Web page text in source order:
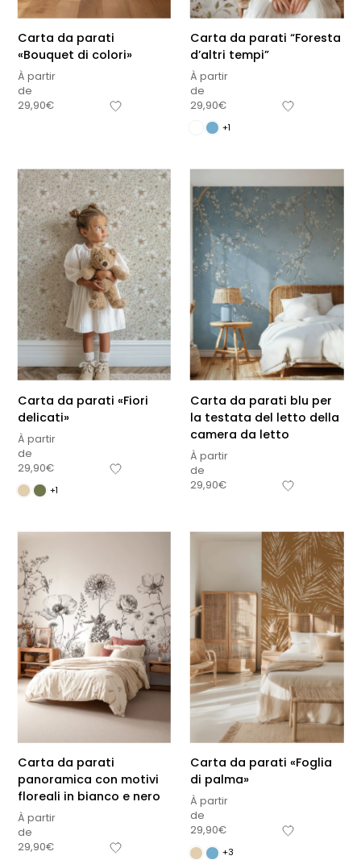
Carta da parati
«Bouquet di colori»
À partir
de
29,90€
Carta da parati “Foresta
d’altri tempi”
À partir
de
29,90€
+1
Carta da parati «Fiori
delicati»
À partir
de
29,90€
+1
Carta da parati blu per
la testata del letto della
camera da letto
À partir
de
29,90€
Carta da parati
panoramica con motivi
floreali in bianco e nero
À partir
de
29,90€
Carta da parati «Foglia
di palma»
À partir
de
29,90€
+3